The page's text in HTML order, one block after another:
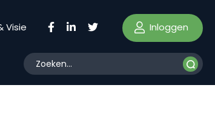
Visie Inloggen